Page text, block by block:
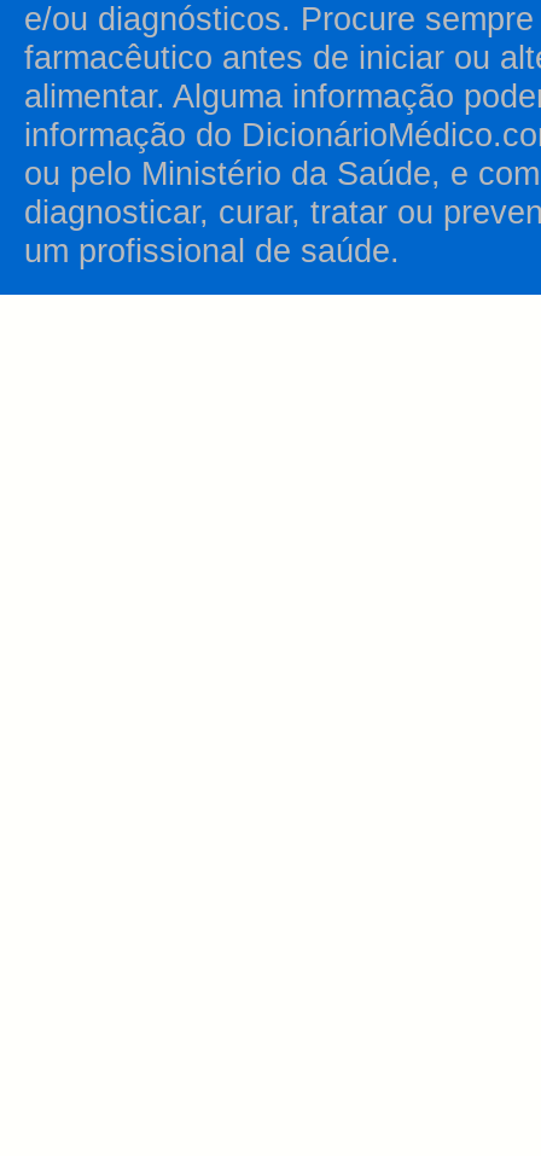
e/ou diagnósticos. Procure
farmacêutico antes de iniciar ou
alimentar. Alguma informação
informação do
ou pelo Ministério da Saúde, e
diagnosticar, curar, tratar ou
um profissional de saúde.